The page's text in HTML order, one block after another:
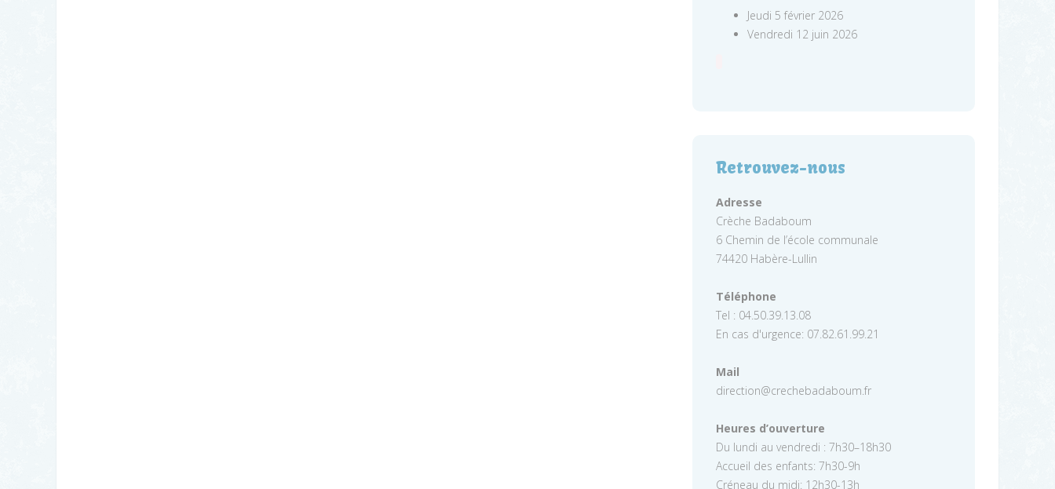
Jeudi 5 février 2026
Vendredi 12 juin 2026
Retrouvez-nous
Adresse
Crèche Badaboum
6 Chemin de l’école communale
74420 Habère-Lullin
Téléphone
Tel : 04.50.39.13.08
En cas d'urgence: 07.82.61.99.21
Mail
direction@crechebadaboum.fr
Heures d’ouverture
Du lundi au vendredi : 7h30–18h30
Accueil des enfants: 7h30-9h
Créneau du midi: 12h30-13h